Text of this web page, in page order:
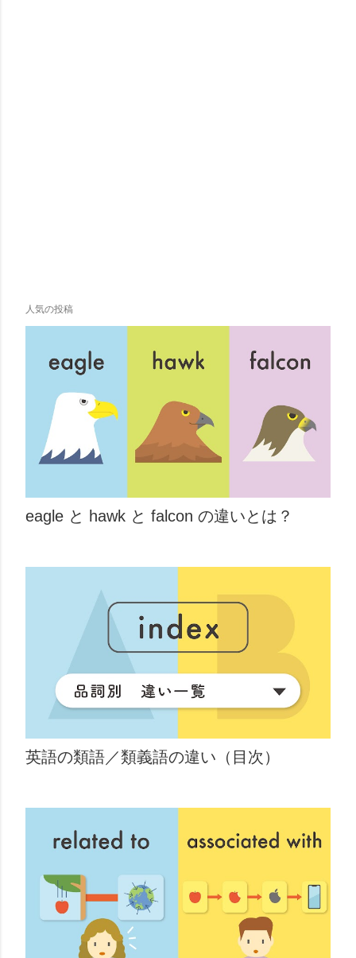
人気の投稿
eagle と hawk と falcon の違いとは？
英語の類語／類義語の違い（目次）